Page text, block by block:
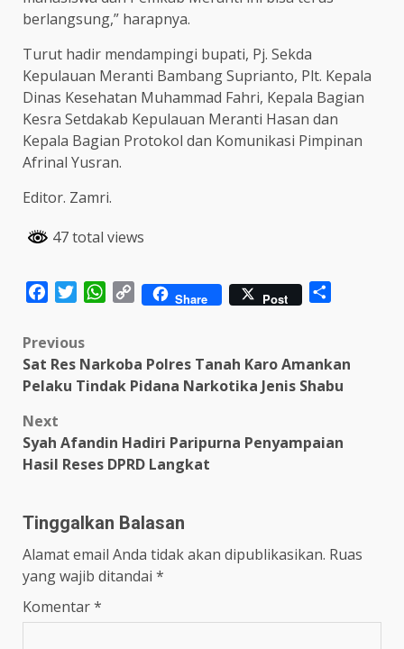
berlangsung,” harapnya.
Turut hadir mendampingi bupati, Pj. Sekda
Kepulauan Meranti Bambang Suprianto, Plt. Kepala
Dinas Kesehatan Muhammad Fahri, Kepala Bagian
Kesra Setdakab Kepulauan Meranti Hasan dan
Kepala Bagian Protokol dan Komunikasi Pimpinan
Afrinal Yusran.
Editor. Zamri.
47 total views
FacebookTwitterWhatsApp
Copy Share Post
Post
navigation
Previous
Sat Res Narkoba Polres Tanah Karo Amankan
Pelaku Tindak Pidana Narkotika Jenis Shabu
Next
Syah Afandin Hadiri Paripurna Penyampaian
Hasil Reses DPRD Langkat
Tinggalkan Balasan
Alamat email Anda tidak akan dipublikasikan. Ruas
yang wajib ditandai *
Komentar*